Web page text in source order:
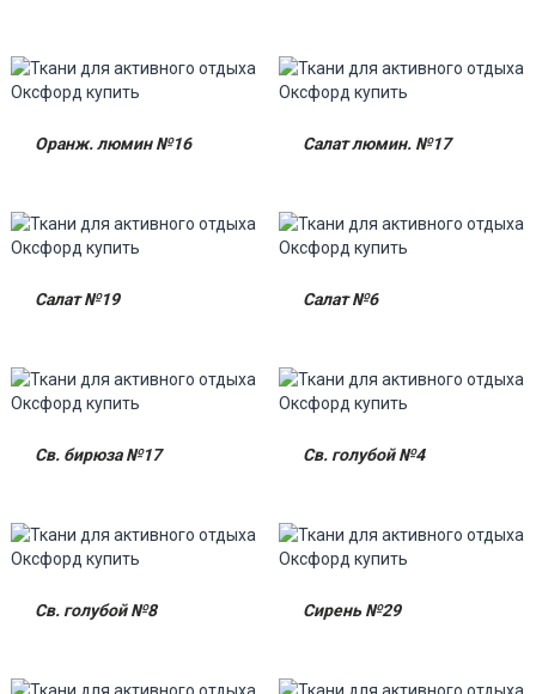
Оранж. люмин №16 Салат люмин. №17
Салат №19 Салат №6
Св. бирюза №17 Св. голубой №4
Св. голубой №8 Сирень №29